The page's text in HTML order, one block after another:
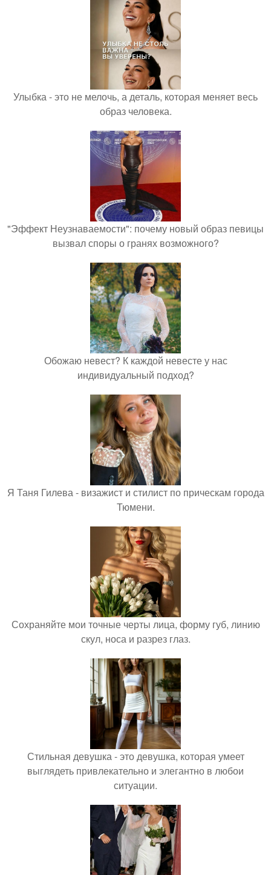
Улыбка - это не мелочь, а деталь, которая меняет весь
образ человека.
"Эффект Неузнаваемости": почему новый образ певицы
вызвал споры о гранях возможного?
Обожаю невест? К каждой невесте у нас
индивидуальный подход?
Я Таня Гилева - визажист и стилист по прическам города
Тюмени.
Сохраняйте мои точные черты лица, форму губ, линию
скул, носа и разрез глаз.
Стильная девушка - это девушка, которая умеет
выглядеть привлекательно и элегантно в любои
ситуации.